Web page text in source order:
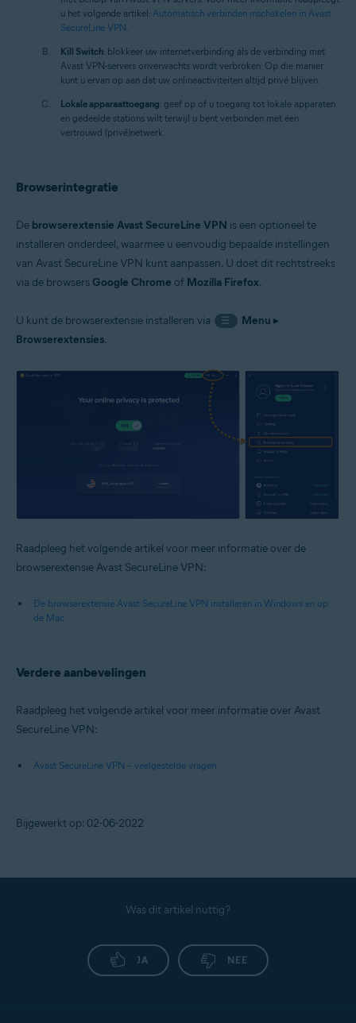
u het volgende artikel: Automatisch verbinden inschakelen in Avast
SecureLine VPN
Kill Switch: blokkeer uw internetverbinding als de verbinding met
Avast VPN-servers onverwachts wordt verbroken. Op die manier
kunt u ervan op aan dat uw onlineactiviteiten altijd privé blijven.
Lokale apparaattoegang: geef op of u toegang tot lokale apparaten
en gedeelde stations wilt terwijl u bent verbonden met een
vertrouwd (privé)netwerk.
Browserintegratie
De browserextensie Avast SecureLine VPN is een optioneel te
installeren onderdeel, waarmee u eenvoudig bepaalde instellingen
van Avast SecureLine VPN kunt aanpassen. U doet dit rechtstreeks
via de browsers Google Chrome of Mozilla Firefox.
U kunt de browserextensie installeren via ☰ Menu ▸
Browserextensies.
Raadpleeg het volgende artikel voor meer informatie over de
browserextensie Avast SecureLine VPN:
De browserextensie Avast SecureLine VPN installeren in Windows en op
de Mac
Verdere aanbevelingen
Raadpleeg het volgende artikel voor meer informatie over Avast
SecureLine VPN:
Avast SecureLine VPN – veelgestelde vragen
Bijgewerkt op: 02-06-2022
Was dit artikel nuttig?
JA NEE